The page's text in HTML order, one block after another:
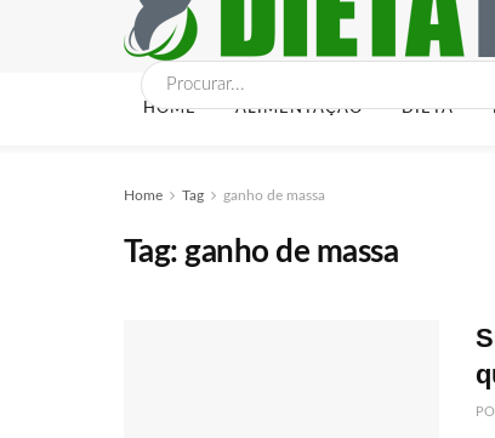
HOME ALIMENTAÇÃO DIETA
Home Tag ganho de massa
Tag: ganho de massa